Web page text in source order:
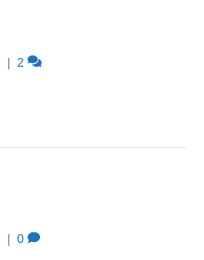
| 2
| 0